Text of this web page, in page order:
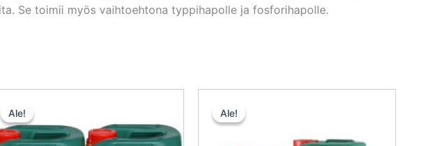
Se toimii myös vaihtoehtona typpihapolle ja fosforihapolle.
Ale!
Ale!
91,00 €.81,90 €.
Ale!
Ale!